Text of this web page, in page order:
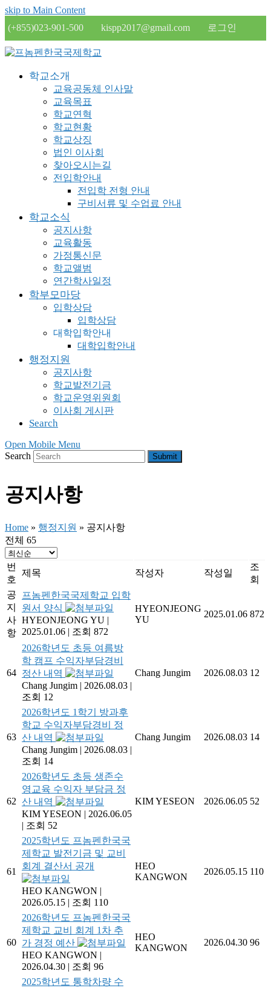
skip to Main Content
(+855)023-901-500
kispp2017@gmail.com 로그인
학교소개
교육공동체 인사말
교육목표
학교연혁
학교현황
학교상징
법인 이사회
찾아오시는길
전입학안내
전입학 전형 안내
구비서류 및 수업료 안내
학교소식
공지사항
교육활동
가정통신문
학교앨범
연간학사일정
학부모마당
입학상담
입학상담
대학입학안내
대학입학안내
행정지원
공지사항
학교발전기금
학교운영위원회
이사회 게시판
Search
Open Mobile Menu
Search
Submit
공지사항
Home » 행정지원 » 공지사항
전체 65
번
호
제목 작성자 작성일
조
회
공
지
사
항
프놈펜한국국제학교 입학
원서 양식
HYEONJEONG YU |
2025.01.06 | 조회 872
HYEONJEONG
YU
2025.01.06 872
64
2026학년도 초등 여름방
학 캠프 수익자부담경비
정산 내역
Chang Jungim | 2026.08.03 |
조회 12
Chang Jungim 2026.08.03 12
63
2026학년도 1학기 방과후
학교 수익자부담경비 정
산 내역
Chang Jungim | 2026.08.03 |
조회 14
Chang Jungim 2026.08.03 14
62
2026학년도 초등 생존수
영교육 수익자 부담금 정
산 내역
KIM YESEON | 2026.06.05
| 조회 52
KIM YESEON 2026.06.05 52
61
2025학년도 프놈펜한국국
제학교 발전기금 및 교비
회계 결산서 공개
HEO KANGWON |
2026.05.15 | 조회 110
HEO
KANGWON
2026.05.15 110
60
2026학년도 프놈펜한국국
제학교 교비 회계 1차 추
가 경정 예산
HEO KANGWON |
2026.04.30 | 조회 96
HEO
KANGWON
2026.04.30 96
2025학년도 통학차량 수